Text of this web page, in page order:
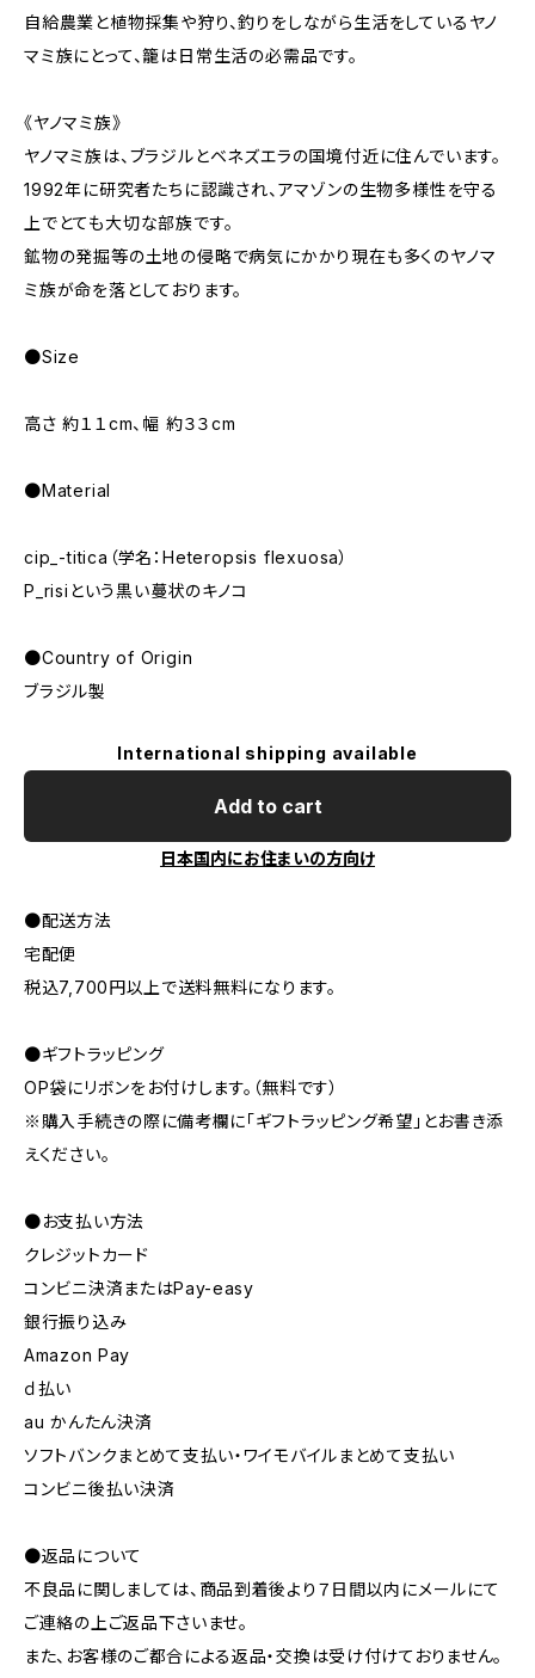
自給農業と植物採集や狩り、釣りをしながら生活をしているヤノ
マミ族にとって、籠は日常生活の必需品です。
《ヤノマミ族》
ヤノマミ族は、ブラジルとベネズエラの国境付近に住んでいます。
1992年に研究者たちに認識され、アマゾンの生物多様性を守る
上でとても大切な部族です。
鉱物の発掘等の土地の侵略で病気にかかり現在も多くのヤノマ
ミ族が命を落としております。
●Size
高さ 約１１cm、幅 約３３cm
●Material
cip_-titica（学名：Heteropsis flexuosa）
P_risiという黒い蔓状のキノコ
●Country of Origin
ブラジル製
International shipping available
Add to cart
日本国内にお住まいの方向け
●配送方法
宅配便
税込7,700円以上で送料無料になります。
●ギフトラッピング
OP袋にリボンをお付けします。（無料です）
※購入手続きの際に備考欄に「ギフトラッピング希望」とお書き添
えください。
●お支払い方法
クレジットカード
コンビニ決済またはPay-easy
銀行振り込み
Amazon Pay
ｄ払い
au かんたん決済
ソフトバンクまとめて支払い・ワイモバイルまとめて支払い
コンビニ後払い決済
●返品について
不良品に関しましては、商品到着後より７日間以内にメールにて
ご連絡の上ご返品下さいませ。
また、お客様のご都合による返品・交換は受け付けておりません。